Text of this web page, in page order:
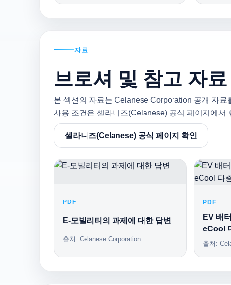
자료
브로셔 및 참고 자료
본 섹션의 자료는 Celanese Corporation 공개 자
사용 조건은 셀라니즈(Celanese) 공식 페이지에서
셀라니즈(Celanese) 공식 페이지 확인
PDF
E-모빌리티의 과제에 대한 답변
출처: Celanese Corporation
PDF
EV 배
eCool
출처: